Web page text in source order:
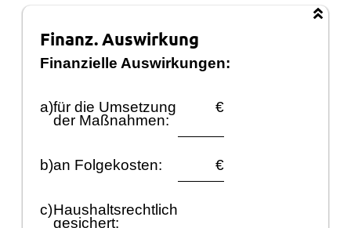
Finanz. Auswirkung
Finanzielle Auswirkungen:
a)für die Umsetzung
der Maßnahmen:
€
b)an Folgekosten: €
c)Haushaltsrechtlich
gesichert: